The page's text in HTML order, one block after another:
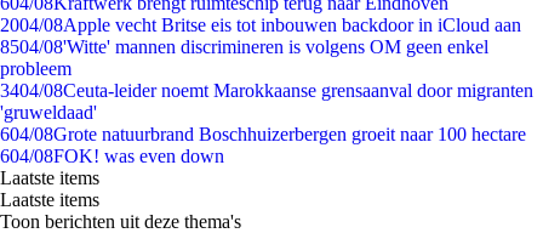
2004/08Apple vecht Britse eis tot inbouwen backdoor in iCloud aan
8504/08'Witte' mannen discrimineren is volgens OM geen enkel
probleem
3404/08Ceuta-leider noemt Marokkaanse grensaanval door migranten
'gruweldaad'
604/08Grote natuurbrand Boschhuizerbergen groeit naar 100 hectare
604/08FOK! was even down
Laatste items
Laatste items
Toon berichten uit deze thema's